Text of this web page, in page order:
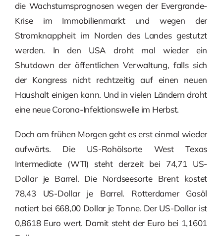
die Wachstumsprognosen wegen der Evergrande-
Krise im Immobilienmarkt und wegen der
Stromknappheit im Norden des Landes gestutzt
werden. In den USA droht mal wieder ein
Shutdown der öffentlichen Verwaltung, falls sich
der Kongress nicht rechtzeitig auf einen neuen
Haushalt einigen kann. Und in vielen Ländern droht
eine neue Corona-Infektionswelle im Herbst.
Doch am frühen Morgen geht es erst einmal wieder
aufwärts. Die US-Rohölsorte West Texas
Intermediate (WTI) steht derzeit bei 74,71 US-
Dollar je Barrel. Die Nordseesorte Brent kostet
78,43 US-Dollar je Barrel. Rotterdamer Gasöl
notiert bei 668,00 Dollar je Tonne. Der US-Dollar ist
0,8618 Euro wert. Damit steht der Euro bei 1,1601